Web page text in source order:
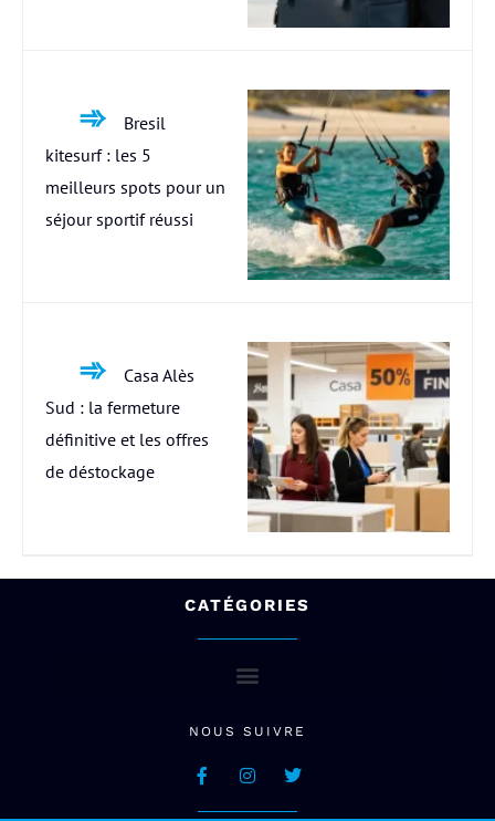
Bresil
kitesurf : les 5
meilleurs spots pour un
séjour sportif réussi
Casa Alès
Sud : la fermeture
définitive et les offres
de déstockage
CATÉGORIES
NOUS SUIVRE